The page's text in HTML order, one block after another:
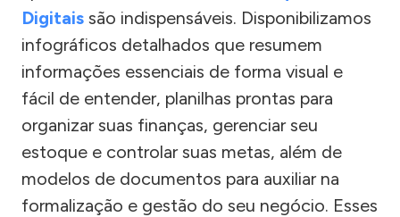
Digitais são indispensáveis. Disponibilizamos
infográficos detalhados que resumem
informações essenciais de forma visual e
fácil de entender, planilhas prontas para
organizar suas finanças, gerenciar seu
estoque e controlar suas metas, além de
modelos de documentos para auxiliar na
formalização e gestão do seu negócio. Esses